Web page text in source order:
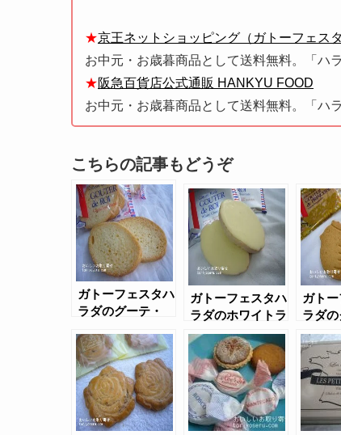
★京王ネットショッピング（ガトーフェスタ
お中元・お歳暮商品として送料無料。「ハ
★阪急百貨店公式通販 HANKYU FOOD
お中元・お歳暮商品として送料無料。「ハ
こちらの記事もどうぞ
ガトーフェスタハ
ラダのグーテ・
ガトーフェスタハ
ラダのホワイトラ
スク
ガト
ラダの
デ・